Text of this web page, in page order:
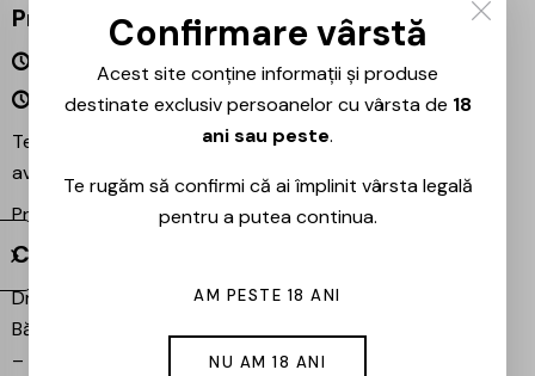
Program
Luni – Vineri 09:00 – 18:00
Sâmbătă – Duminică Închis
Te așteptăm și în magazinul nostru din București –
avem mereu reduceri speciale la băuturile preferate!
Proiecte partenere:Ezotera
Contact
Drinks Hub – Magazin de
Băuturi
–
Bulevardul Iuliu Maniu 7,
Confirmare vârstă
Acest site conține informații și produse
destinate exclusiv persoanelor cu vârsta de 18
ani sau peste.
Te rugăm să confirmi că ai împlinit vârsta legală
pentru a putea continua.
AM PESTE 18 ANI
NU AM 18 ANI